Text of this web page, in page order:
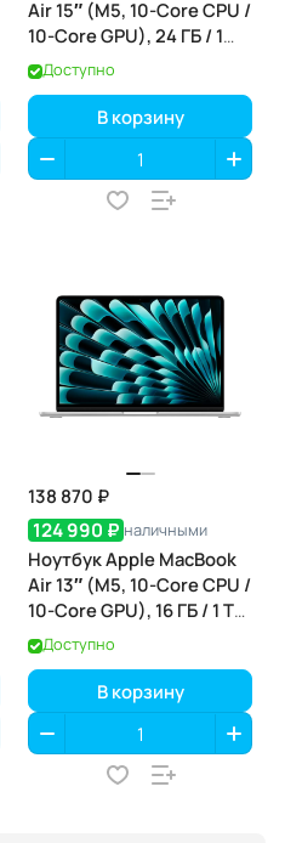
Air 15″ (M5, 10-Core CPU /
10-Core GPU), 24 ГБ / 1
ТБ, Midnight
(полуночный) (MDVN4)
Доступно
В корзину
138 870 ₽
124 990 ₽ наличными
Ноутбук Apple MacBook
Air 13″ (M5, 10-Core CPU /
10-Core GPU), 16 ГБ / 1 ТБ,
Silver (серебристый)
(MDH84)
Доступно
В корзину